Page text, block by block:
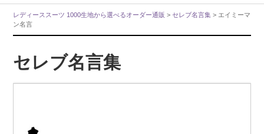
レディーススーツ 1000生地から選べるオーダー通販 > セレブ名言集 > エイミーマ
ン名言
セレブ名言集